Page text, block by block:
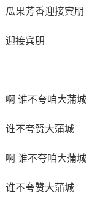
瓜果芳香迎接宾朋
迎接宾朋
啊 谁不夸咱大蒲城
谁不夸赞大蒲城
啊 谁不夸咱大蒲城
谁不夸赞大蒲城